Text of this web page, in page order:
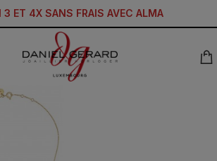
3 ET 4X SANS FRAIS AVEC ALMA